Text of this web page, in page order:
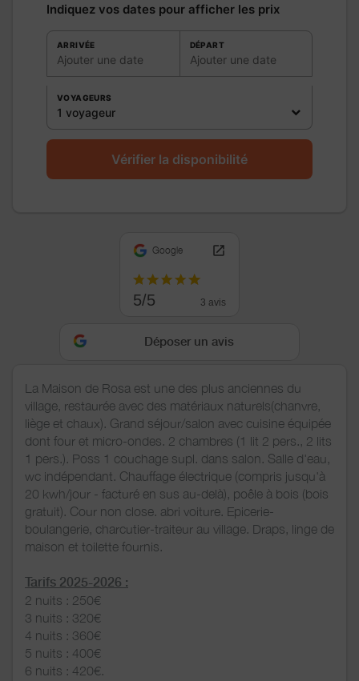
Indiquez vos dates pour afficher les prix
ARRIVÉE
Ajouter une date
DÉPART
Ajouter une date
VOYAGEURS
1 voyageur
Vérifier la disponibilité
Google
5/5 3 avis
Déposer un avis
La Maison de Rosa est une des plus anciennes du
village, restaurée avec des matériaux naturels(chanvre,
liège et chaux). Grand séjour/salon avec cuisine équipée
dont four et micro-ondes. 2 chambres (1 lit 2 pers., 2 lits
1 pers.). Poss 1 couchage supl. dans salon. Salle d'eau,
wc indépendant. Chauffage électrique (compris jusqu'à
20 kwh/jour - facturé en sus au-delà), poêle à bois (bois
gratuit). Cour non close. abri voiture. Epicerie-
boulangerie, charcutier-traiteur au village. Draps, linge de
maison et toilette fournis.
Tarifs 2025-2026 :
2 nuits : 250€
3 nuits : 320€
4 nuits : 360€
5 nuits : 400€
6 nuits : 420€.